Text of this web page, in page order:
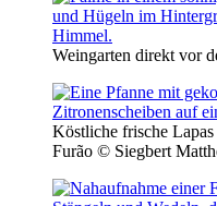
Weingarten direkt vor
Köstliche frische
Furão © Siegbert